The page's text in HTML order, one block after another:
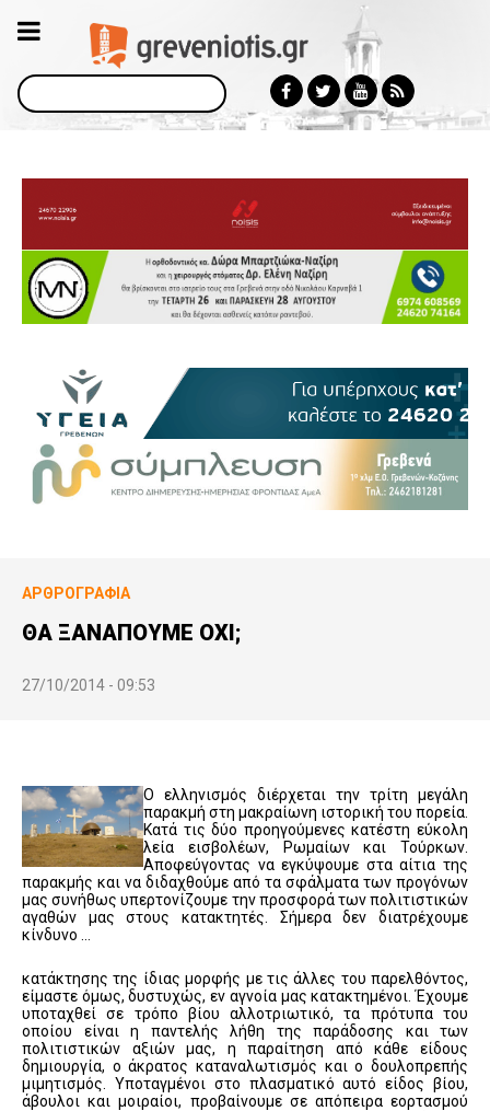
Αναζήτηση
ΑΡΘΡΟΓΡΑΦΊΑ
ΘΑ ΞΑΝΑΠΟΥΜΕ ΟΧΙ;
27/10/2014 - 09:53
Ο ελληνισμός διέρχεται την τρίτη μεγάλη
παρακμή στη μακραίωνη ιστορική του πορεία.
Κατά τις δύο προηγούμενες κατέστη εύκολη
λεία εισβολέων, Ρωμαίων και Τούρκων.
Αποφεύγοντας να εγκύψουμε στα αίτια της
παρακμής και να διδαχθούμε από τα σφάλματα των προγόνων
μας συνήθως υπερτονίζουμε την προσφορά των πολιτιστικών
αγαθών μας στους κατακτητές. Σήμερα δεν διατρέχουμε
κίνδυνο …
κατάκτησης της ίδιας μορφής με τις άλλες του παρελθόντος,
είμαστε όμως, δυστυχώς, εν αγνοία μας κατακτημένοι. Έχουμε
υποταχθεί σε τρόπο βίου αλλοτριωτικό, τα πρότυπα του
οποίου είναι η παντελής λήθη της παράδοσης και των
πολιτιστικών αξιών μας, η παραίτηση από κάθε είδους
δημιουργία, ο άκρατος καταναλωτισμός και ο δουλοπρεπής
μιμητισμός. Υποταγμένοι στο πλασματικό αυτό είδος βίου,
άβουλοι και μοιραίοι, προβαίνουμε σε απόπειρα εορτασμού